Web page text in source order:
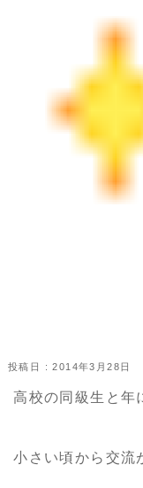
投稿日 : 2014年3月28日
高校の同級生と年
小さい頃から交流